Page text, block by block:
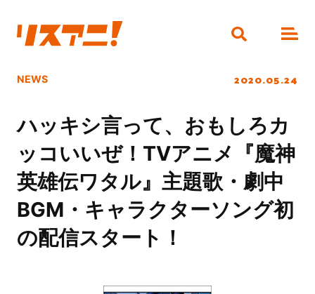
NEWS 2020.05.24
ハッキシ言って、おもしろカ
ッコいいぜ！TVアニメ『魔神
英雄伝ワタル』主題歌・劇中
BGM・キャラクターソング初
の配信スタート！